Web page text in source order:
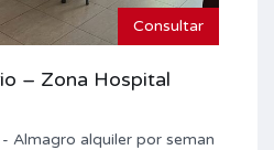
Consultar
– Zona Hospital
Almagro alquiler por seman